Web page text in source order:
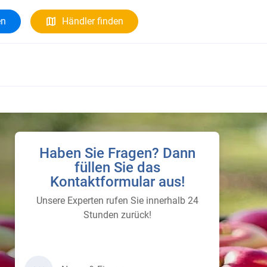
Händler finden
Haben Sie Fragen? Dann
füllen Sie das
Kontaktformular aus!
Unsere Experten rufen Sie innerhalb 24
Stunden zurück!